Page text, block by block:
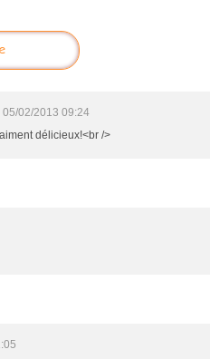
05/02/2013 09:24
délicieux!<br />